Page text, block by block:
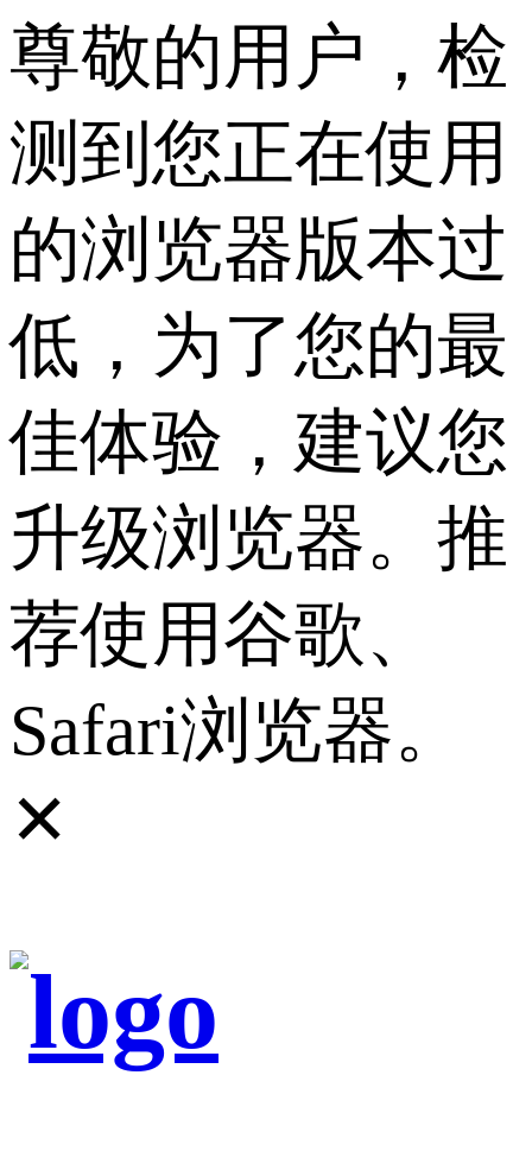
尊敬的用户，检
测到您正在使用
的浏览器版本过
低，为了您的最
佳体验，建议您
升级浏览器。推
荐使用谷歌、
Safari浏览器。
✕